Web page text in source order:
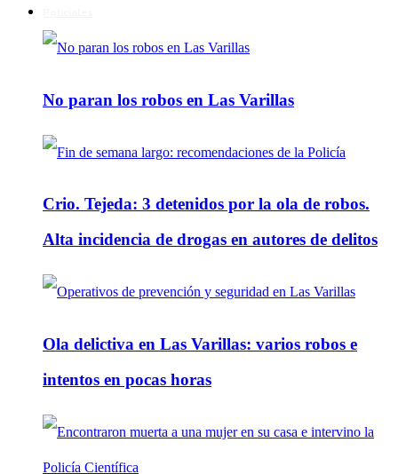
No paran los robos en Las Varillas
Crio. Tejeda: 3 detenidos por la ola de robos.
Alta incidencia de drogas en autores de delitos
Ola delictiva en Las Varillas: varios robos e
intentos en pocas horas